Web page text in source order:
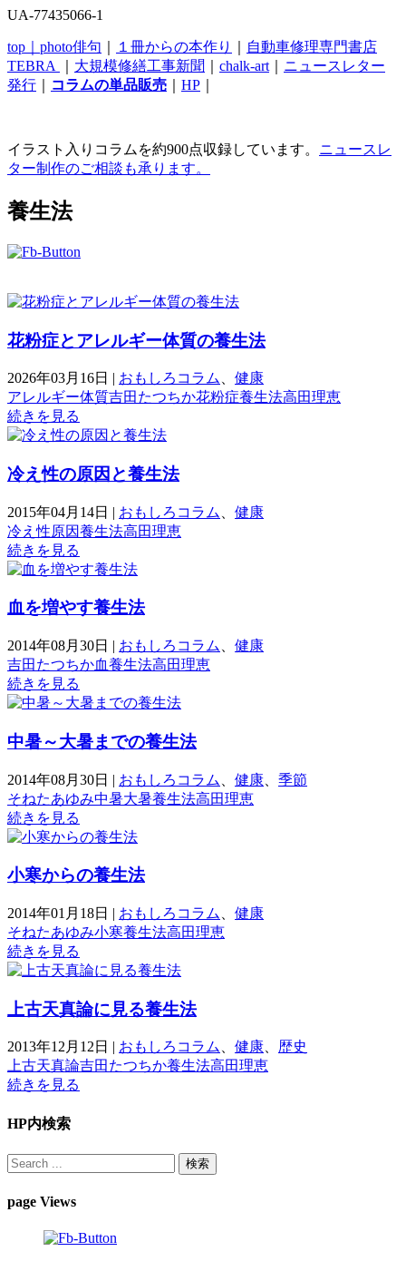
UA-77435066-1
top｜ photo俳句 １冊からの本作り
自動車修理専門書店
TEBRA
大規模修繕工事新聞 chalk-art
ニュースレター
発行
コラムの単品販売 HP
イラスト入りコラムを約900点収録しています。 ニュースレ
ター制作のご相談も承ります。
養生法
花粉症とアレルギー体質の養生法
2026年03月16日 | おもしろコラム
健康
アレルギー体質吉田たつちか花粉症養生法高田理恵
続きを見る
冷え性の原因と養生法
2015年04月14日 | おもしろコラム
健康
冷え性原因養生法高田理恵
続きを見る
血を増やす養生法
2014年08月30日 | おもしろコラム
健康
吉田たつちか血養生法高田理恵
続きを見る
中暑～大暑までの養生法
2014年08月30日 | おもしろコラム 健康
季節
そねたあゆみ中暑大暑養生法高田理恵
続きを見る
小寒からの養生法
2014年01月18日 | おもしろコラム
健康
そねたあゆみ小寒養生法高田理恵
続きを見る
上古天真論に見る養生法
2013年12月12日 | おもしろコラム、 健康、 歴史
上古天真論吉田たつちか養生法高田理恵
続きを見る
HP内検索
page Views